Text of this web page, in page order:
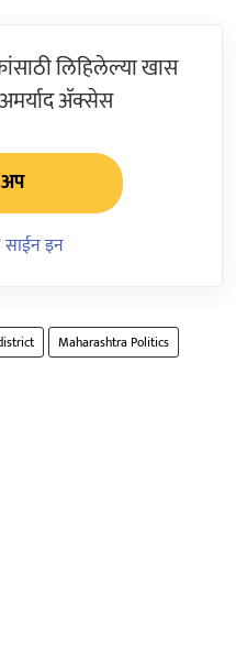
लिहिलेल्या खास
ॲक्सेस
साईन इन
Maharashtra Politics